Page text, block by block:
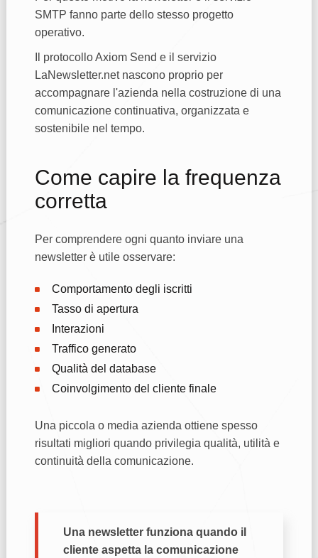
SMTP fanno parte dello stesso progetto
operativo.
Il protocollo Axiom Send e il servizio
LaNewsletter.net nascono proprio per
accompagnare l'azienda nella costruzione di una
comunicazione continuativa, organizzata e
sostenibile nel tempo.
Come capire la frequenza
corretta
Per comprendere ogni quanto inviare una
newsletter è utile osservare:
Comportamento degli iscritti
Tasso di apertura
Interazioni
Traffico generato
Qualità del database
Coinvolgimento del cliente finale
Una piccola o media azienda ottiene spesso
risultati migliori quando privilegia qualità, utilità e
continuità della comunicazione.
Una newsletter funziona quando il
cliente aspetta la comunicazione